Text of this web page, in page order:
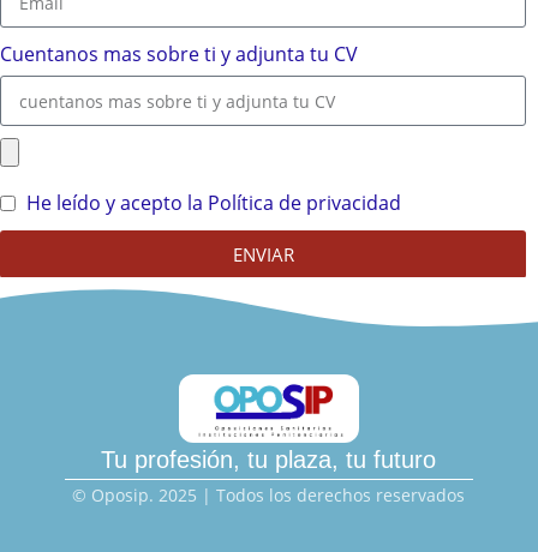
Cuentanos mas sobre ti y adjunta tu CV
He leído y acepto la Política de privacidad
ENVIAR
Tu profesión, tu plaza, tu futuro
© Oposip. 2025 | Todos los derechos reservados